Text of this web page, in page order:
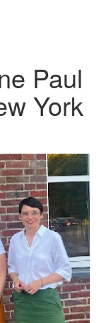
Paul
York